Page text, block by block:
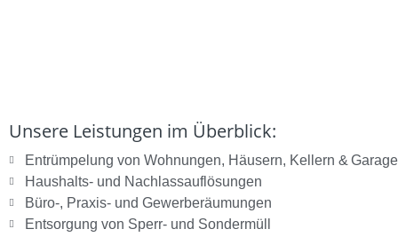
Unsere Leistungen im Überblick:
Entrümpelung von Wohnungen, Häusern, Kellern &
Haushalts‑ und Nachlassauflösungen
Büro‑, Praxis‑ und Gewerberäumungen
Entsorgung von Sperr‑ und Sondermüll